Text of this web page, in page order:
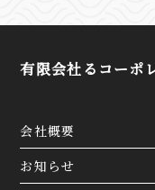
忘年会のご予約受
すので、ご検討中
スメ致します🙇‍♂️
ご予約はお電話ま
す📝
是非、たくさんの
有限会社るコーポ
会社概要
お知らせ